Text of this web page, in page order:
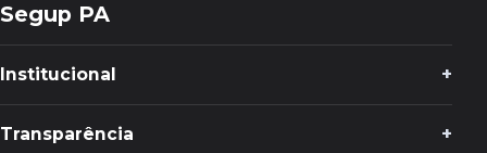
Segup PA
Institucional
Transparência